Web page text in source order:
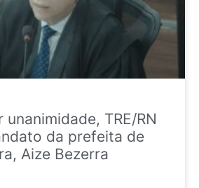
unanimidade, TRE/RN
da prefeita de
Aize Bezerra